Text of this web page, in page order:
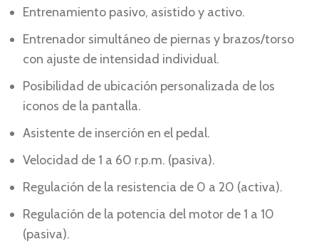
Entrenamiento pasivo, asistido y activo.
Entrenador simultáneo de piernas y brazos/torso
con ajuste de intensidad individual.
Posibilidad de ubicación personalizada de los
iconos de la pantalla.
Asistente de inserción en el pedal.
Velocidad de 1 a 60 r.p.m. (pasiva).
Regulación de la resistencia de 0 a 20 (activa).
Regulación de la potencia del motor de 1 a 10
(pasiva).